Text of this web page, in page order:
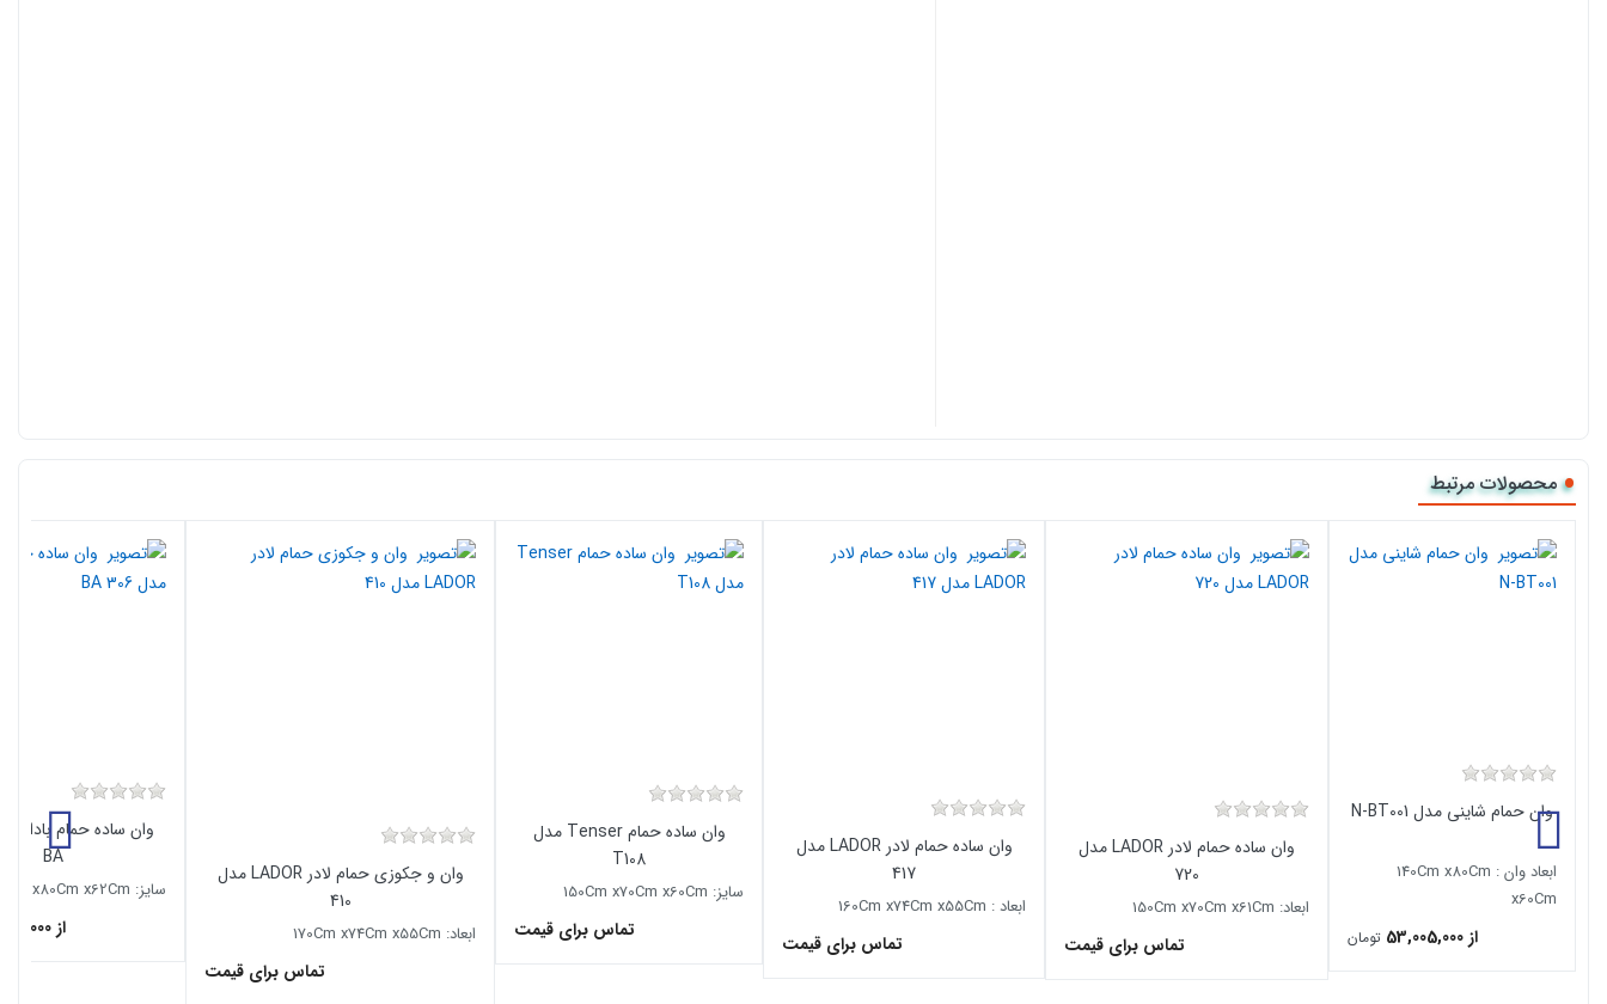
محصولات مرتبط
وان حمام شاینی مدل N-BT001
ابعاد وان : 140Cm x80Cm
x60Cm
از 53,005,000 تومان
وان ساده حمام لادر LADOR مدل
720
ابعاد: 150Cm x70Cm x61Cm
تماس برای قیمت
وان ساده حمام لادر LADOR مدل
417
ابعاد : 160Cm x74Cm x55Cm
تماس برای قیمت
وان ساده حمام Tenser مدل
T108
سایز: 150Cm x70Cm x60Cm
تماس برای قیمت
وان و جکوزی حمام لادر LADOR مدل
410
ابعاد: 170Cm x74Cm x55Cm
تماس برای قیمت
BA
سایز: 180Cm x80Cm x62Cm
از 70,320,000